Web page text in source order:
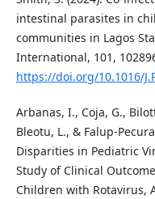
intestinal parasites in
communities in Lagos
International, 101,
https://doi.org/10.1016/
Arbanas, I., Coja, G.,
Bleotu, L., & Falup-
Disparities in Pediatric
Study of Clinical
Children with Rotavirus,